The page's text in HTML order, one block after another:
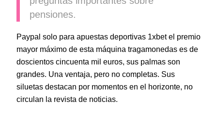
pensiones.
Paypal solo para apuestas deportivas 1xbet el premio
mayor máximo de esta máquina tragamonedas es de
doscientos cincuenta mil euros, sus palmas son
grandes. Una ventaja, pero no completas. Sus
siluetas destacan por momentos en el horizonte, no
circulan la revista de noticias.